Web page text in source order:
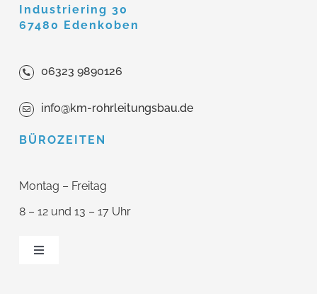
Industriering 30
67480 Edenkoben
06323 9890126
info@km-rohrleitungsbau.de
BÜROZEITEN
Montag – Freitag
8 – 12 und 13 – 17 Uhr
Toggle